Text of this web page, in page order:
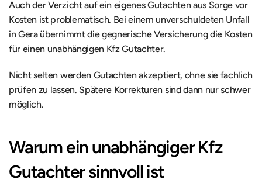
Auch der Verzicht auf ein eigenes Gutachten aus Sorge vor
Kosten ist problematisch. Bei einem unverschuldeten Unfall
in Gera übernimmt die gegnerische Versicherung die Kosten
für einen unabhängigen Kfz Gutachter.
Nicht selten werden Gutachten akzeptiert, ohne sie fachlich
prüfen zu lassen. Spätere Korrekturen sind dann nur schwer
möglich.
Warum ein unabhängiger Kfz
Gutachter sinnvoll ist